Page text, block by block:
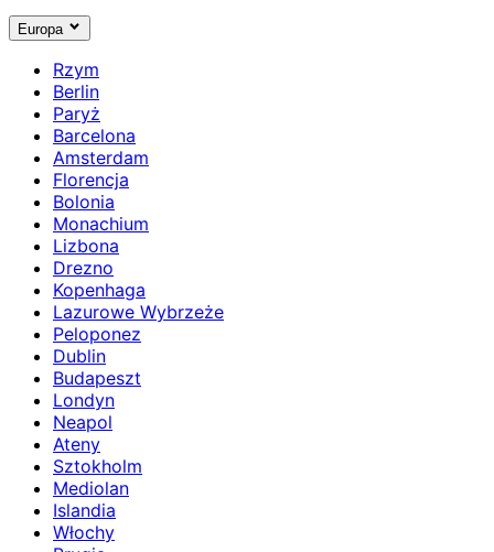
Europa
Rzym
Berlin
Paryż
Barcelona
Amsterdam
Florencja
Bolonia
Monachium
Lizbona
Drezno
Kopenhaga
Lazurowe Wybrzeże
Peloponez
Dublin
Budapeszt
Londyn
Neapol
Ateny
Sztokholm
Mediolan
Islandia
Włochy